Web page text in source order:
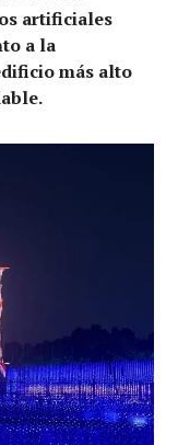
artificiales
a la
más alto